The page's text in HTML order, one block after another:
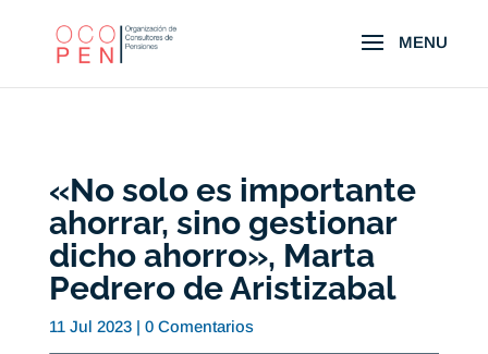
«No solo es importante
ahorrar, sino gestionar
dicho ahorro», Marta
Pedrero de Aristizabal
11 Jul 2023| 0 Comentarios